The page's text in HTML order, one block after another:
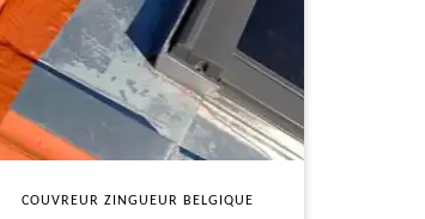
COUVREUR ZINGUEUR BELGIQUE